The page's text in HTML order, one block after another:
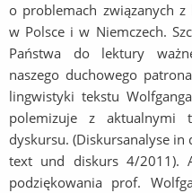
o problemach związanych
w Polsce i w Niemczech.
Państwa do lektury
naszego duchowego
lingwistyki tekstu
polemizuje z aktualnymi
dyskursu. (Diskursanalyse
text und diskurs 4/2011).
podziękowania prof.